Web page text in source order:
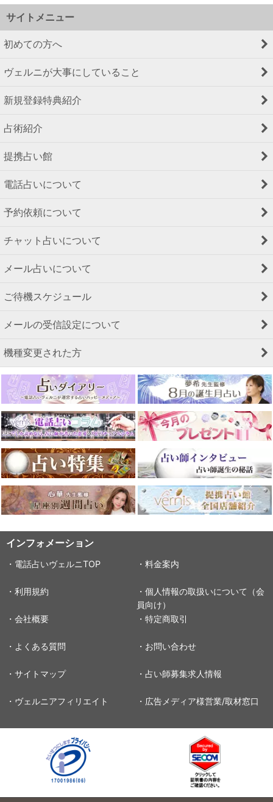
サイトメニュー
初めての方へ
ヴェルニが大事にしていること
新規登録特典紹介
占術紹介
提携占い館
電話占いについて
予約依頼について
チャット占いについて
メール占いについて
ご待機スケジュール
メールの受信設定について
機種変更された方
インフォメーション
・電話占いヴェルニTOP ・料金案内
・利用規約
・個人情報の取扱いについて（会
員向け）
・会社概要
・特定商取引
・よくある質問 ・お問い合わせ
・サイトマップ ・占い師募集求人情報
・ヴェルニアフィリエイト ・広告メディア様営業/取材窓口